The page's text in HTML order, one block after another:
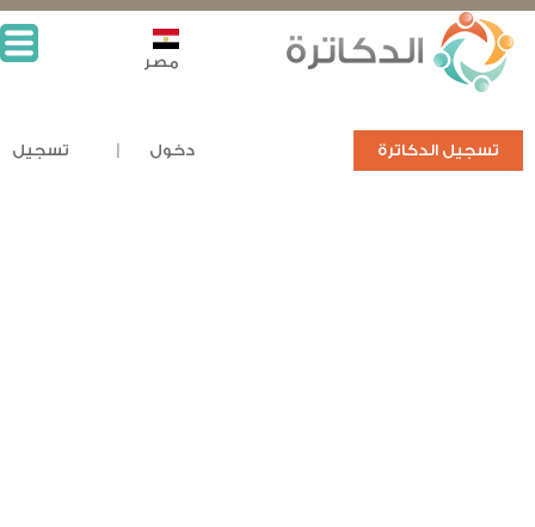
تسجيل الدكاترة دخول تسجيل
مصر